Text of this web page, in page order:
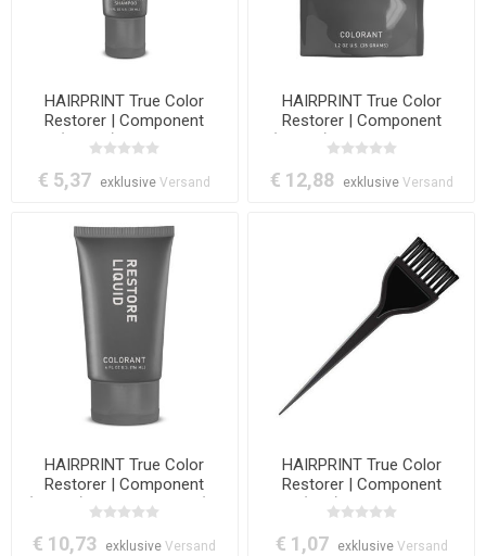
HAIRPRINT True Color
Restorer | Component
(Step-1): Prepare -
Pretreatment (All Colors)
€ 5,37 exklusiveVersand
HAIRPRINT True Color
Restorer | Component
(Step-3): Restore Powder
(All Colors)
€ 12,88 exklusive Versand
HAIRPRINT True Color
Restorer | Component
(Step-2): Restore Liquid (All
Colors)
€ 10,73 exklusiveVersand
HAIRPRINT True Color
Restorer | Component
(tool): Tint Brush
€ 1,07 exklusive Versand